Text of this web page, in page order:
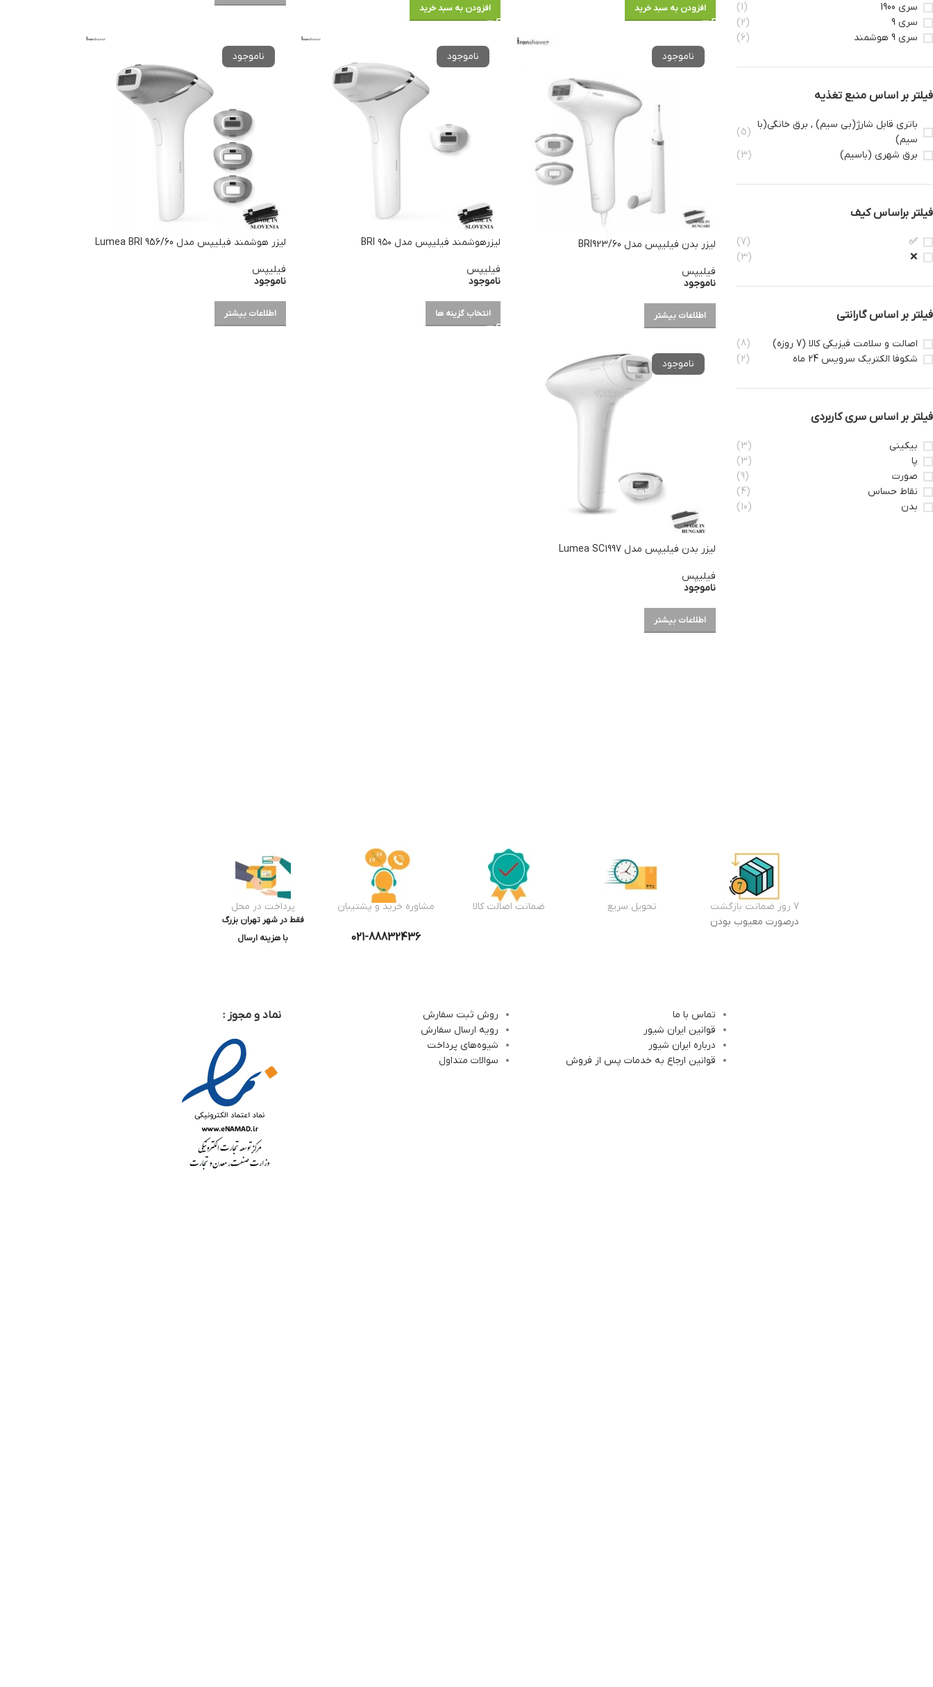
سری 1900
(1)
سری 9
(2)
سری 9 هوشمند
(6)
فیلتر بر اساس منبع تغذیه
باتری قابل شارژ(بی سیم) , برق خانگی(با
سیم)
(5)
برق شهری (باسیم)
(3)
فیلتر براساس کیف
✅
(7)
❌
(3)
فیلتر بر اساس گارانتی
اصالت و سلامت فیزیکی کالا (7 روزه)
(8)
شکوفا الکتریک سرویس 24 ماه
(2)
فیلتر بر اساس سری کاربردی
بیکینی
(3)
پا
(3)
صورت
(9)
نقاط حساس
(4)
بدن
(10)
افزودن به سبد خرید افزودن به سبد خرید
لیزر بدن فیلیپس مدل BRI923/60
فیلیپس
ناموجود
اطلاعات بیشتر
لیزرهوشمند فیلیپس مدل ۹۵۰ BRI
فیلیپس
ناموجود
انتخاب گزینه ها
لیزر هوشمند فیلیپس مدل Lumea BRI 956/60
فیلیپس
ناموجود
اطلاعات بیشتر
لیزر بدن فیلیپس مدل Lumea SC1997
فیلیپس
ناموجود
اطلاعات بیشتر
7 روز ضمانت بازگشت
درصورت معیوب بودن
تحویل سریع ضمانت اصالت کالا مشاوره خرید و پشتیبان
021-88832436
پرداخت در محل
فقط در شهر تهران بزرگ
با هزینه ارسال
تماس با ما
قوانین ایران شیور
درباره ایران شیور
قوانین ارجاع به خدمات پس از فروش
روش ثبت سفارش
رویه ارسال سفارش
شیوه‌های پرداخت
سوالات متداول
نماد و مجوز :